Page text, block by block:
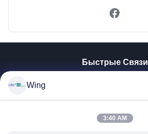
Быстрые Связи
VR-Шоу
Wing
3:40 AM